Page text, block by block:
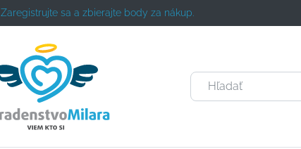
Zaregistrujte sa a zbierajte body za nákup.